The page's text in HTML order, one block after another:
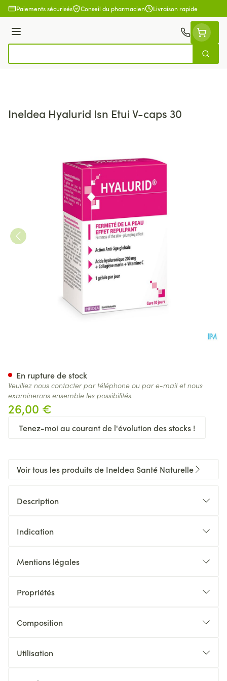
Aller au contenu
Paiements sécurisés Conseil du pharmacien Livraison rapide
Menu
Ineldea Hyalurid Isn Etui V-caps 30
26,00 €
Tenez-moi au courant de l'évolution des stocks !
En rupture de stock
Veuillez nous contacter par téléphone ou par e-mail et nous
examinerons ensemble les possibilités.
Voir tous les produits de Ineldea Santé Naturelle
Description
Indication
Mentions légales
Propriétés
Composition
Utilisation